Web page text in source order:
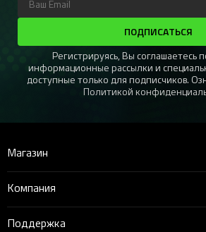
ПОДПИСАТЬСЯ
Регистрируясь, Вы соглашаетесь
информационные рассылки и
доступные только для подписчиков.
Политикой
Магазин
Компания
Поддержка